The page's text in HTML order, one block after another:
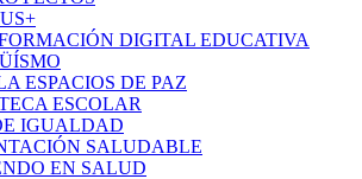
DIGITAL EDUCATIVA
ESPACIOS DE PAZ
ESCOLAR
IGUALDAD
SALUDABLE
EN SALUD